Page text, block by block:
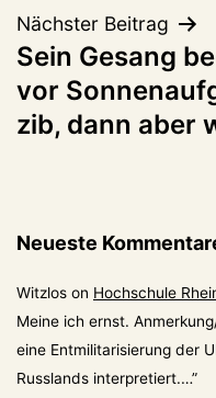
Nächster Beitrag
Sein Gesang
vor
zib, dann aber
Neueste
Witzlos on Hochschule
Meine ich ernst.
eine Entmilitarisierung der
Russlands interpretiert.…”